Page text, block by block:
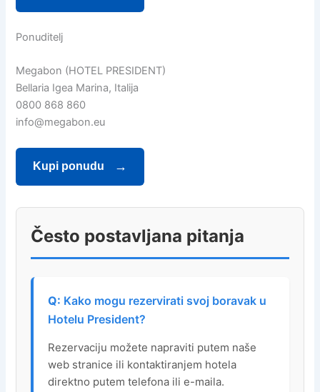
Ponuditelj
Megabon (HOTEL PRESIDENT)
Bellaria Igea Marina, Italija
0800 868 860
info@megabon.eu
Kupi ponudu
Često postavljana pitanja
Kako mogu rezervirati svoj boravak u
Hotelu President?
Rezervaciju možete napraviti putem naše
web stranice ili kontaktiranjem hotela
direktno putem telefona ili e-maila.